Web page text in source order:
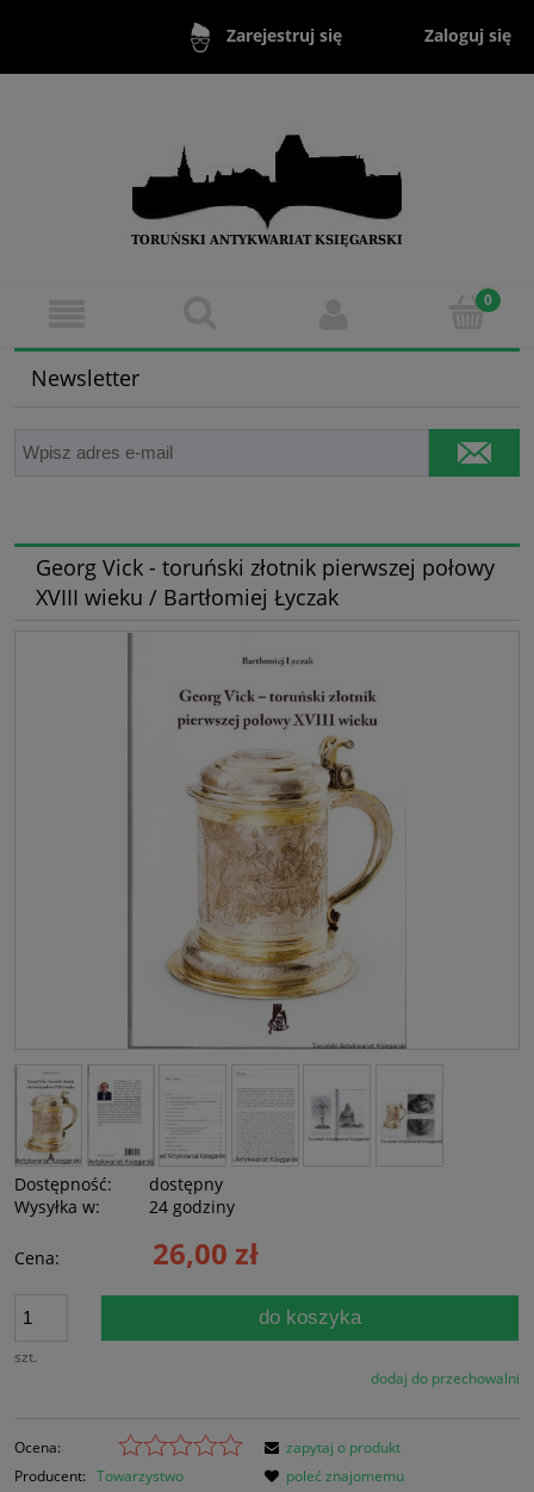
Zarejestruj się Zaloguj się
Newsletter
Georg Vick - toruński złotnik pierwszej połowy
XVIII wieku / Bartłomiej Łyczak
Dostępność:
dostępny
Wysyłka w:
24 godziny
Cena: 26,00 zł
szt.
do koszyka
dodaj do przechowalni
Ocena:
Producent: Towarzystwo
zapytaj o produkt
poleć znajomemu